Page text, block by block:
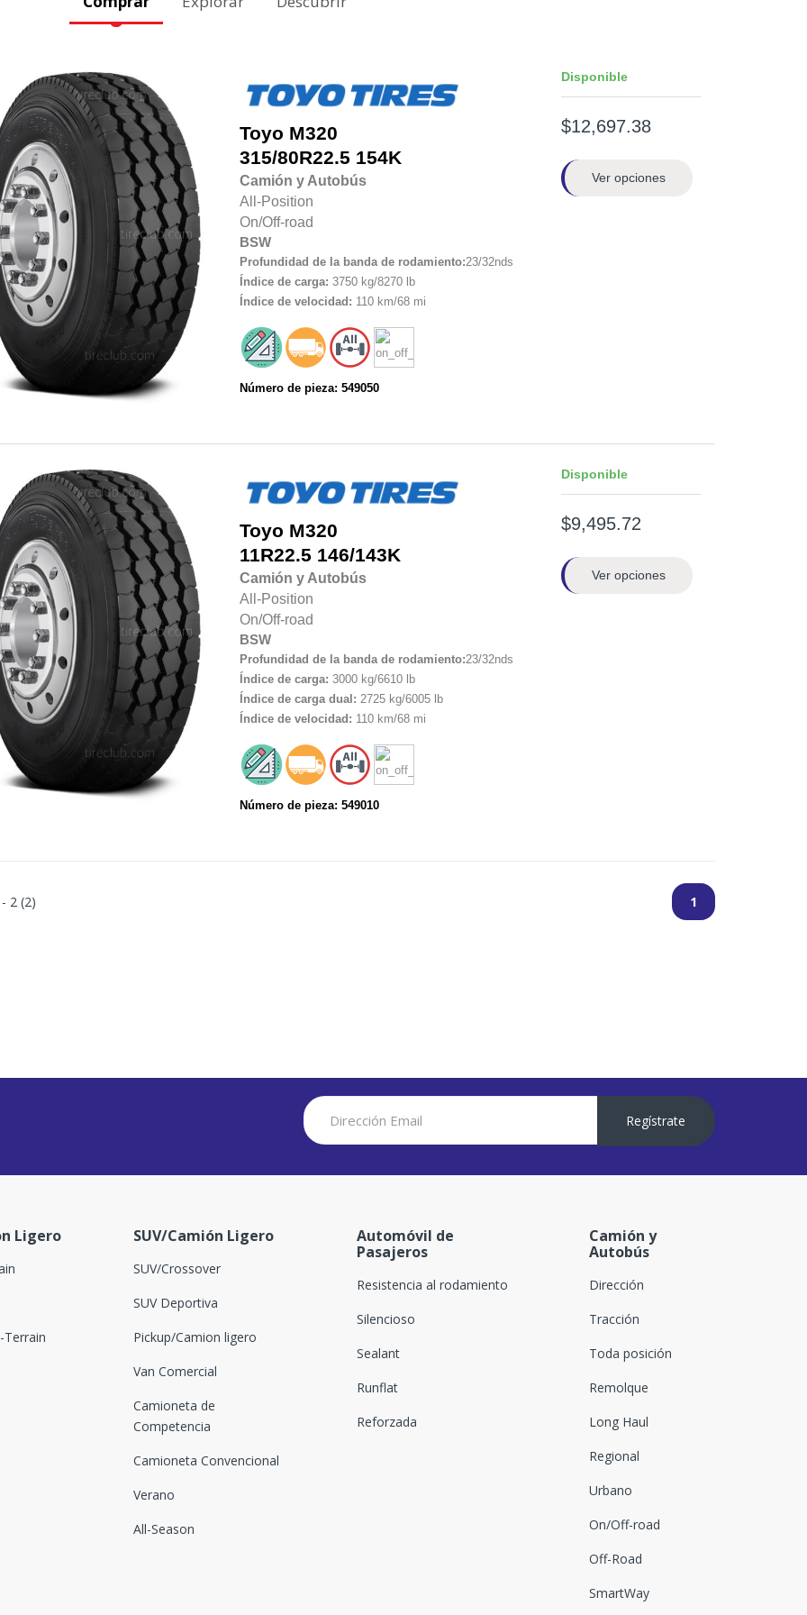
Toyo M320
315/80R22.5 154K
Camión y Autobús
All-Position
On/Off-road
BSW
Profundidad de la banda de rodamiento:23/32nds
Índice de carga: 3750 kg/8270 lb
Índice de velocidad: 110 km/68 mi
Número de pieza: 549050
Disponible
$12,697.38
Ver opciones
Toyo M320
11R22.5 146/143K
Camión y Autobús
All-Position
On/Off-road
BSW
Profundidad de la banda de rodamiento:23/32nds
Índice de carga: 3000 kg/6610 lb
Índice de carga dual: 2725 kg/6005 lb
Índice de velocidad: 110 km/68 mi
Número de pieza: 549010
Disponible
$9,495.72
Ver opciones
2 (2) 1
Regístrate
Ligero SUV/Camión Ligero
SUV/Crossover
SUV Deportiva
Pickup/Camion ligero
Van Comercial
Camioneta de
Competencia
Camioneta Convencional
Verano
All-Season
Automóvil de
Pasajeros
Resistencia al rodamiento
Silencioso
Sealant
Runflat
Reforzada
Camión y
Autobús
Dirección
Tracción
Toda posición
Remolque
Long Haul
Regional
Urbano
On/Off-road
Off-Road
SmartWay